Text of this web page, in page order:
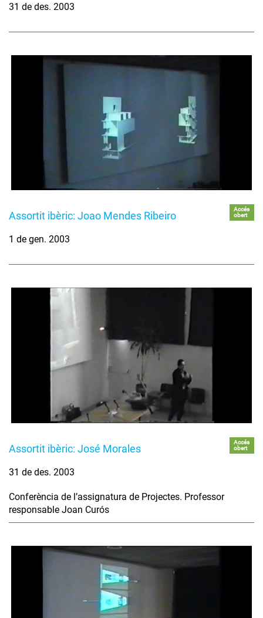
31 de des. 2003
Assortit ibèric: Joao Mendes Ribeiro
Accés
obert
1 de gen. 2003
Assortit ibèric: José Morales
Accés
obert
31 de des. 2003
Conferència de l’assignatura de Projectes. Professor
responsable Joan Curós